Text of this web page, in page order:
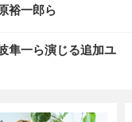
裕一郎ら
隼一ら演じる追加ユ